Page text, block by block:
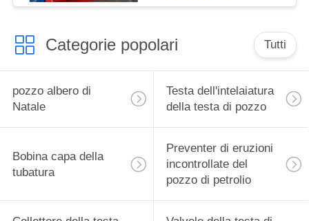
Categorie popolari Tutti
pozzo albero di
Natale
Testa dell'intelaiatura
della testa di pozzo
Bobina capa della
tubatura
Preventer di eruzioni
incontrollate del
pozzo di petrolio